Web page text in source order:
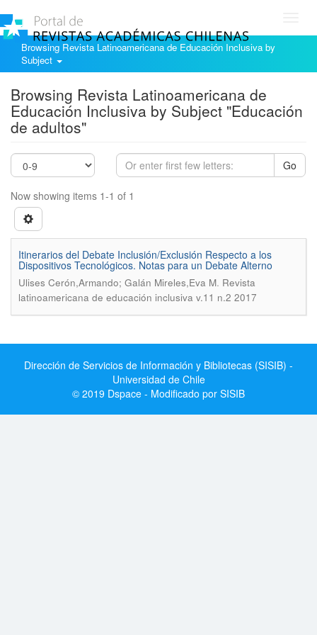
Browsing Revista Latinoamericana de Educación Inclusiva by
Subject
Browsing Revista Latinoamericana de
Educación Inclusiva by Subject "Educación
de adultos"
Go
Now showing items 1-1 of 1
Itinerarios del Debate Inclusión/Exclusión Respecto a los
Dispositivos Tecnológicos. Notas para un Debate Alterno
Ulises Cerón,Armando; Galán Mireles,Eva M. Revista
latinoamericana de educación inclusiva v.11 n.2 2017
Dirección de Servicios de Información y Bibliotecas (SISIB) -
Universidad de Chile
© 2019 Dspace - Modificado por SISIB